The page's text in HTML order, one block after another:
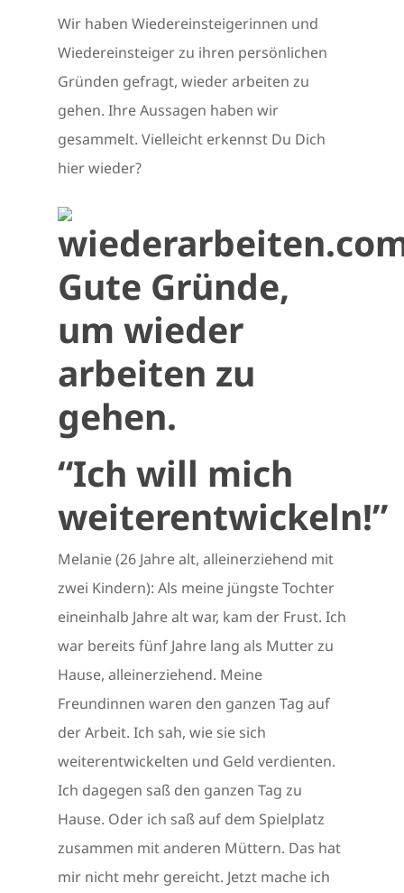
Wir haben Wiedereinsteigerinnen und
Wiedereinsteiger zu ihren persönlichen
Gründen gefragt, wieder arbeiten zu
gehen. Ihre Aussagen haben wir
gesammelt. Vielleicht erkennst Du Dich
hier wieder?
“Ich will mich
weiterentwickeln!”
Melanie (26 Jahre alt, alleinerziehend mit
zwei Kindern): Als meine jüngste Tochter
eineinhalb Jahre alt war, kam der Frust. Ich
war bereits fünf Jahre lang als Mutter zu
Hause, alleinerziehend. Meine
Freundinnen waren den ganzen Tag auf
der Arbeit. Ich sah, wie sie sich
weiterentwickelten und Geld verdienten.
Ich dagegen saß den ganzen Tag zu
Hause. Oder ich saß auf dem Spielplatz
zusammen mit anderen Müttern. Das hat
mir nicht mehr gereicht. Jetzt mache ich